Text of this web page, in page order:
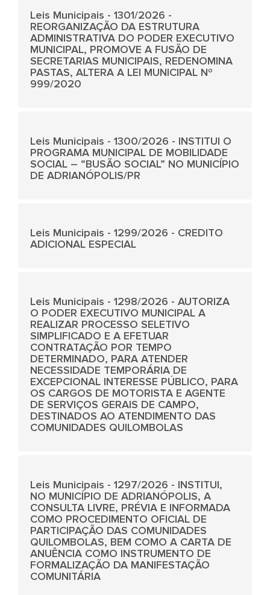
Leis Municipais - 1301/2026 -
REORGANIZAÇÃO DA ESTRUTURA
ADMINISTRATIVA DO PODER EXECUTIVO
MUNICIPAL, PROMOVE A FUSÃO DE
SECRETARIAS MUNICIPAIS, REDENOMINA
PASTAS, ALTERA A LEI MUNICIPAL Nº
999/2020
Leis Municipais - 1300/2026 - INSTITUI O
PROGRAMA MUNICIPAL DE MOBILIDADE
SOCIAL – “BUSÃO SOCIAL” NO MUNICÍPIO
DE ADRIANÓPOLIS/PR
Leis Municipais - 1299/2026 - CREDITO
ADICIONAL ESPECIAL
Leis Municipais - 1298/2026 - AUTORIZA
O PODER EXECUTIVO MUNICIPAL A
REALIZAR PROCESSO SELETIVO
SIMPLIFICADO E A EFETUAR
CONTRATAÇÃO POR TEMPO
DETERMINADO, PARA ATENDER
NECESSIDADE TEMPORÁRIA DE
EXCEPCIONAL INTERESSE PÚBLICO, PARA
OS CARGOS DE MOTORISTA E AGENTE
DE SERVIÇOS GERAIS DE CAMPO,
DESTINADOS AO ATENDIMENTO DAS
COMUNIDADES QUILOMBOLAS
Leis Municipais - 1297/2026 - INSTITUI,
NO MUNICÍPIO DE ADRIANÓPOLIS, A
CONSULTA LIVRE, PRÉVIA E INFORMADA
COMO PROCEDIMENTO OFICIAL DE
PARTICIPAÇÃO DAS COMUNIDADES
QUILOMBOLAS, BEM COMO A CARTA DE
ANUÊNCIA COMO INSTRUMENTO DE
FORMALIZAÇÃO DA MANIFESTAÇÃO
COMUNITÁRIA